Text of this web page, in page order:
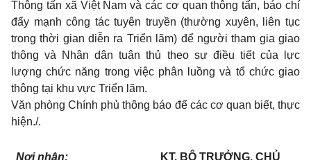
Thông tấn xã Việt Nam và các cơ quan thông tấn, báo chí
đẩy mạnh công tác tuyên truyền (thường xuyên, liên tục
trong thời gian diễn ra Triển lãm) để người tham gia giao
thông và Nhân dân tuân thủ theo sự điều tiết của lực
lượng chức năng trong việc phân luồng và tổ chức giao
thông tại khu vực Triển lãm.
Văn phòng Chính phủ thông báo để các cơ quan biết, thực
hiện./.
Nơi nhận:
KT. BỘ TRƯỞNG, CHỦ